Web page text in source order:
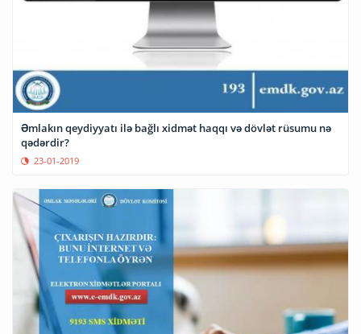
Əmlakın qeydiyyatı ilə bağlı xidmət haqqı və dövlət rüsumu nə
qədərdir?
23-01-2019